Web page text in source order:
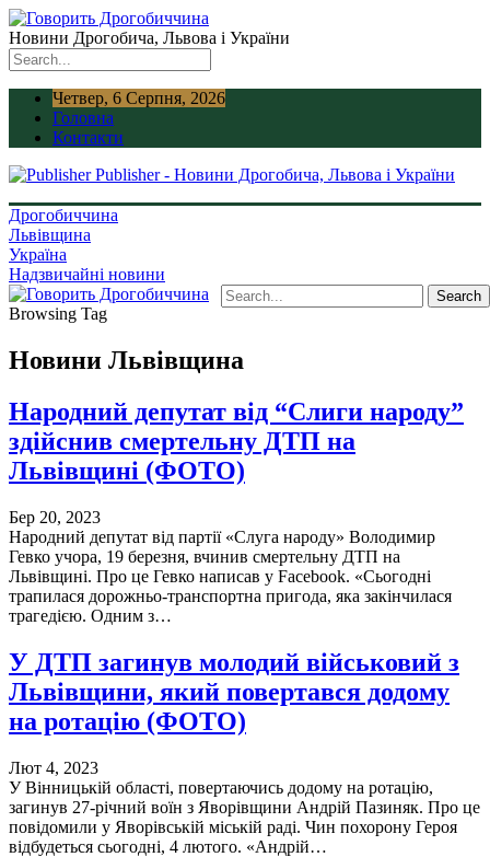
Новини Дрогобича, Львова і України
Четвер, 6 Серпня, 2026
Головна
Контакти
Publisher - Новини Дрогобича, Львова і України
Дрогобиччина
Львівщина
Україна
Надзвичайні новини
Browsing Tag
Новини Львівщина
Народний депутат від “Слиги народу”
здійснив смертельну ДТП на
Львівщині (ФОТО)
Бер 20, 2023
Народний депутат від партії «Слуга народу» Володимир
Гевко учора, 19 березня, вчинив смертельну ДТП на
Львівщині. Про це Гевко написав у Facebook. «Сьогодні
трапилася дорожньо-транспортна пригода, яка закінчилася
трагедією. Одним з…
У ДТП загинув молодий військовий з
Львівщини, який повертався додому
на ротацію (ФОТО)
Лют 4, 2023
У Вінницькій області, повертаючись додому на ротацію,
загинув 27-річний воїн з Яворівщини Андрій Пазиняк. Про це
повідомили у Яворівській міській раді. Чин похорону Героя
відбудеться сьогодні, 4 лютого. «Андрій…